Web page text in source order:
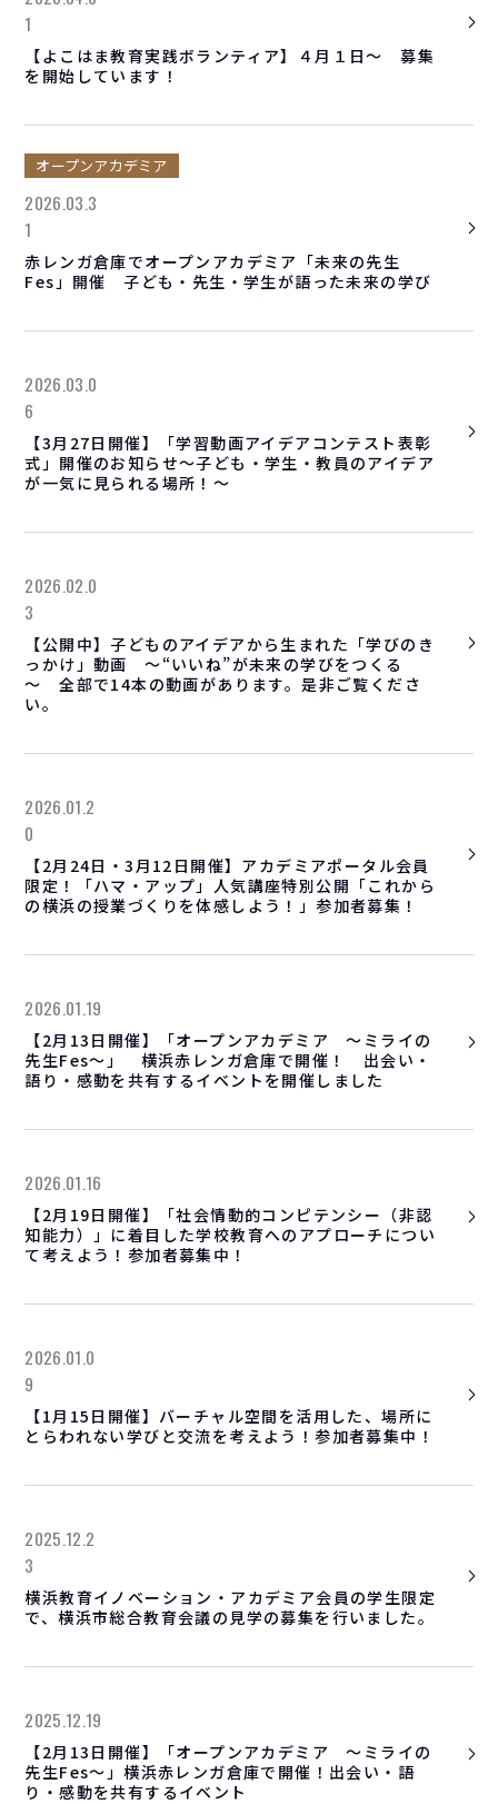
1
【よこはま教育実践ボランティア】４月１日～ 募集
を開始しています！
オープンアカデミア
2026.03.3
1
赤レンガ倉庫でオープンアカデミア「未来の先生
Fes」開催 子ども・先生・学生が語った未来の学び
2026.03.0
6
【3月27日開催】「学習動画アイデアコンテスト表彰
式」開催のお知らせ～子ども・学生・教員のアイデア
が一気に見られる場所！～
2026.02.0
3
【公開中】子どものアイデアから生まれた「学びのき
っかけ」動画 ～“いいね”が未来の学びをつくる
～ 全部で14本の動画があります。是非ご覧くださ
い。
2026.01.2
0
【2月24日・3月12日開催】アカデミアポータル会員
限定！「ハマ・アップ」人気講座特別公開「これから
の横浜の授業づくりを体感しよう！」参加者募集！
2026.01.19
【2月13日開催】「オープンアカデミア ～ミライの
先生Fes～」 横浜赤レンガ倉庫で開催！ 出会い・
語り・感動を共有するイベントを開催しました
2026.01.16
【2月19日開催】「社会情動的コンピテンシー（非認
知能力）」に着目した学校教育へのアプローチについ
て考えよう！参加者募集中！
2026.01.0
9
【1月15日開催】バーチャル空間を活用した、場所に
とらわれない学びと交流を考えよう！参加者募集中！
2025.12.2
3
横浜教育イノベーション・アカデミア会員の学生限定
で、横浜市総合教育会議の見学の募集を行いました。
2025.12.19
【2月13日開催】「オープンアカデミア ～ミライの
先生Fes～」横浜赤レンガ倉庫で開催！出会い・語
り・感動を共有するイベント